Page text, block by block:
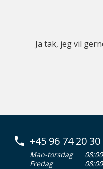
Ja tak, jeg vil
+45 96 74 20 30
Man-torsdag
Fredag